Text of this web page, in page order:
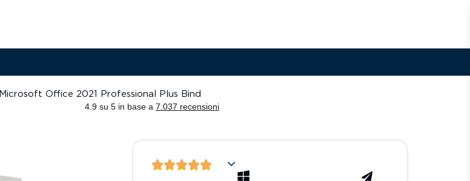
Microsoft Office 2021 Professional Plus Bind